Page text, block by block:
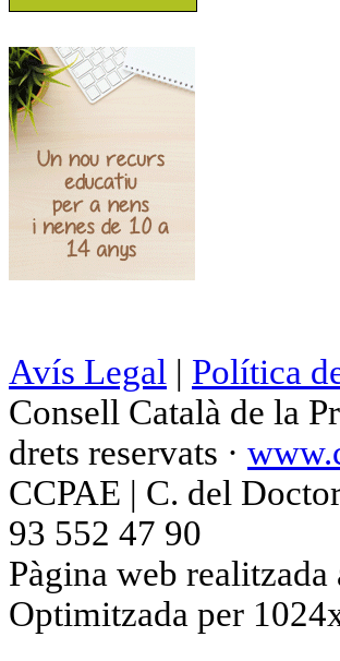
Avís Legal | Política
Consell Català de la
drets reservats ·
CCPAE | C. del
93 552 47 90
Pàgina web
Optimitzada per